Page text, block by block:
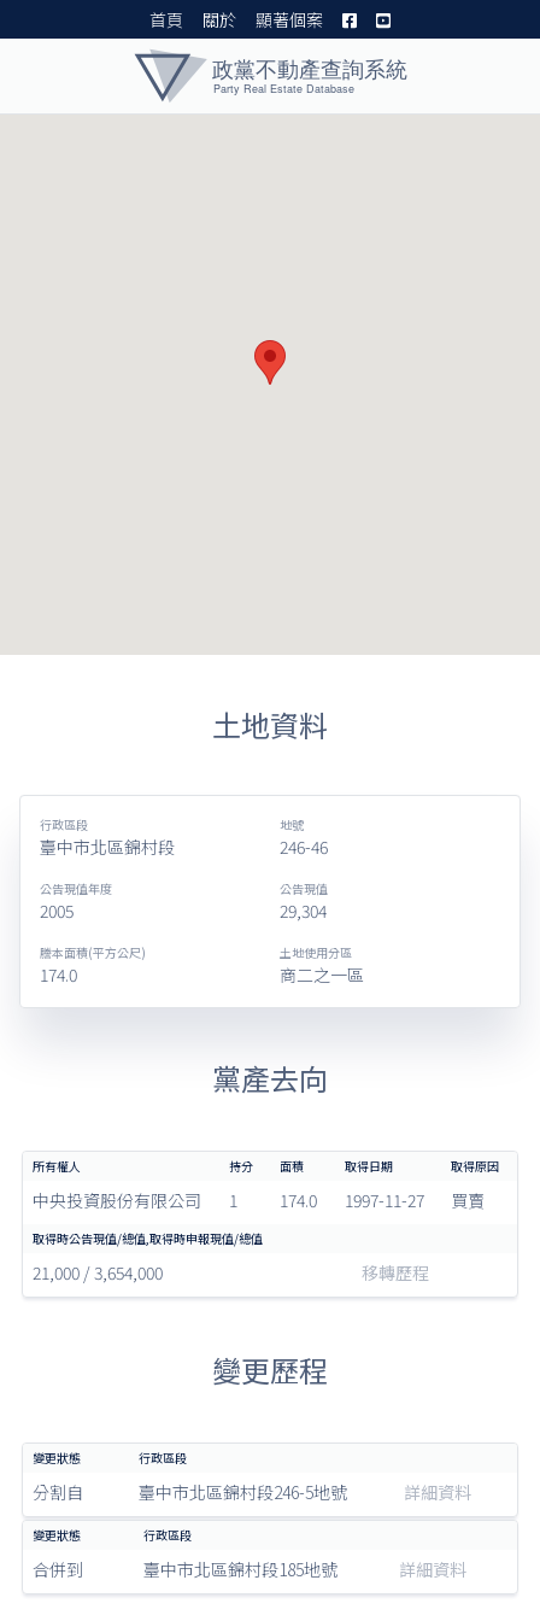
首頁 關於 顯著個案
土地資料
行政區段
臺中市北區錦村段
地號
246-46
公告現值年度
2005
公告現值
29,304
謄本面積(平方公尺)
174.0
土地使用分區
商二之一區
黨產去向
中央投資股份有限公司 1 174.0 1997-11-27 買賣
21,000 / 3,654,000 移轉歷程
變更歷程
分割自 臺中市北區錦村段246-5地號 詳細資料
合併到 臺中市北區錦村段185地號 詳細資料